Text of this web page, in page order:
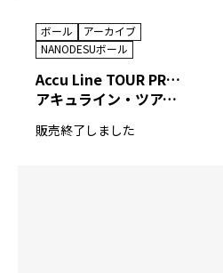
ボール
アーカイブ
NANODESUボール
Accu Line TOUR PREMIUM INTEL
アキュライン・ツアープレミアム インテル
販売終了しました